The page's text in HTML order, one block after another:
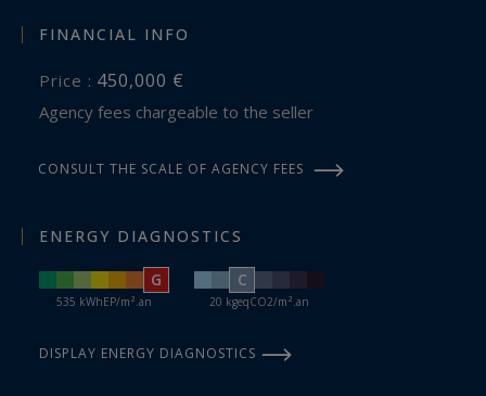
FINANCIAL INFO
Price : 450,000 €
Agency fees chargeable to the seller
CONSULT THE SCALE OF AGENCY FEES
ENERGY DIAGNOSTICS
G
535 kWhEP/m².an
C
20 kgeqCO2/m².an
DISPLAY ENERGY DIAGNOSTICS